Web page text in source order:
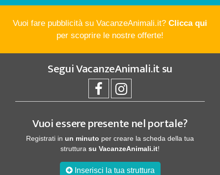
Vuoi fare pubblicità su VacanzeAnimali.it? Clicca qui
per scoprire le nostre offerte!
SeguiVacanzeAnimali.itsu
Vuoi essere presente nel portale?
Registrati in un minuto per creare la scheda della tua
struttura su VacanzeAnimali.it!
Inserisci la tua struttura